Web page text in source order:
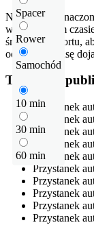
Spacer
Rower
Samochód
10 min
30 min
60 min
Na mapie
w określonym
środek transportu,
odłegłość i trasę
Transport
Przystanek
Przystanek
Przystanek
Przystanek
Przystanek
Przystanek
Przystanek
Przystanek
Przystanek
Przystanek